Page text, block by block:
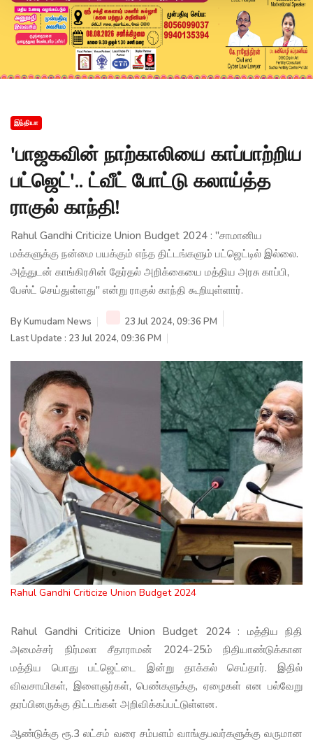
இந்தியா
'பாஜகவின் நாற்காலியை காப்பாற்றிய
பட்ஜெட்'.. ட்வீட் போட்டு கலாய்த்த
ராகுல் காந்தி!
Rahul Gandhi Criticize Union Budget 2024 : ''சாமானிய
மக்களுக்கு நன்மை பயக்கும் எந்த திட்டங்களும் பட்ஜெட்டில் இல்லை.
அத்துடன் காங்கிரசின் தேர்தல் அறிக்கையை மத்திய அரசு காப்பி,
பேஸ்ட் செய்துள்ளது'' என்று ராகுல் காந்தி கூறியுள்ளார்.
ByKumudam News
23 Jul 2024, 09:36 PM
Last Update : 23 Jul 2024, 09:36 PM
Rahul Gandhi Criticize Union Budget 2024
Rahul Gandhi Criticize Union Budget 2024 : மத்திய நிதி
அமைச்சர் நிர்மலா சீதாராமன் 2024-25ம் நிதியாண்டுக்கான
மத்திய பொது பட்ஜெட்டை இன்று தாக்கல் செய்தார். இதில்
விவசாயிகள், இளைஞர்கள், பெண்களுக்கு, ஏழைகள் என பல்வேறு
தரப்பினருக்கு திட்டங்கள் அறிவிக்கப்பட்டுள்ளன.
ஆண்டுக்கு ரூ.3 லட்சம் வரை சம்பளம் வாங்குபவர்களுக்கு வருமான